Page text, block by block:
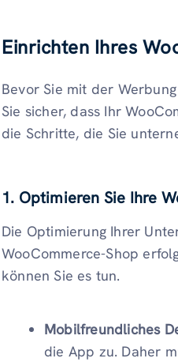
Einrichten Ihres
Bevor Sie mit der
Sie sicher, dass Ihr
die Schritte, die Sie
1. Optimieren Sie Ihre
Die Optimierung Ihrer
WooCommerce-Shop
können Sie es tun.
Mobilfreundliches
die App zu. Daher